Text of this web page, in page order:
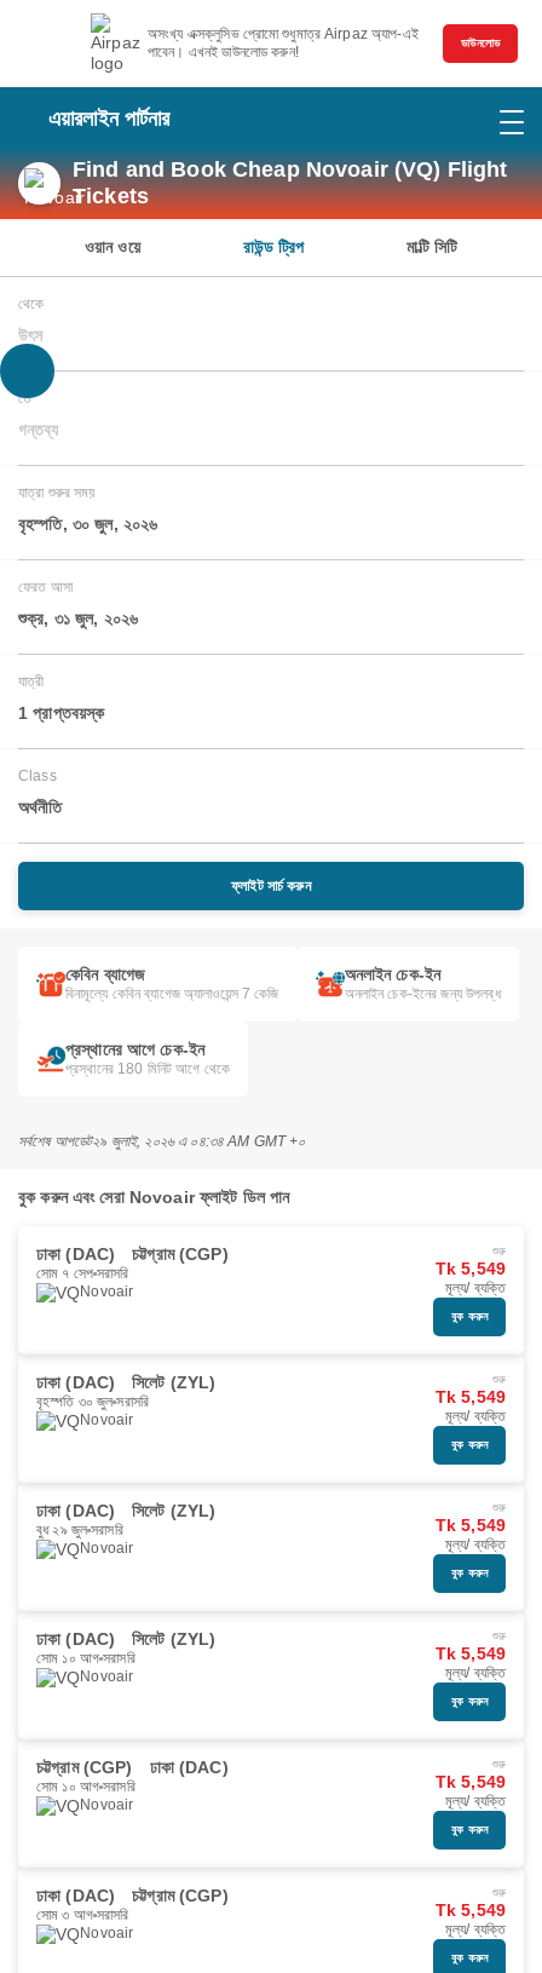
অসংখ্য এক্সক্লুসিভ প্রোমো শুধুমাত্র Airpaz অ্যাপ-এই
পাবেন। এখনই ডাউনলোড করুন!
ডাউনলোড
এয়ারলাইন পার্টনার
Find and Book Cheap Novoair (VQ) Flight
Tickets
ওয়ান ওয়ে রাউন্ড ট্রিপ মাল্টি সিটি
থেকে
উৎস
তে
গন্তব্য
যাত্রা শুরুর সময়
বৃহস্পতি, ৩০ জুল, ২০২৬
ফেরত আসা
শুক্র, ৩১ জুল, ২০২৬
যাত্রী
1 প্রাপ্তবয়স্ক
Class
অর্থনীতি
ফ্লাইট সার্চ করুন
কেবিন ব্যাগেজ
বিনামূল্যে কেবিন ব্যাগেজ অ্যালাওয়েন্স 7 কেজি
অনলাইন চেক-ইন
অনলাইন চেক-ইনের জন্য উপলব্ধ
প্রস্থানের আগে চেক-ইন
প্রস্থানের 180 মিনিট আগে থেকে
সর্বশেষ আপডেট২৯ জুলাই, ২০২৬ এ ০৪:৩৪ AM GMT +০
বুক করুন এবং সেরা Novoair ফ্লাইট ডিল পান
ঢাকা (DAC) চট্টগ্রাম (CGP)
সোম ৭ সেপ সরাসরি
Novoair
শুরু
Tk 5,549
মূল্য/ ব্যক্তি
বুক করুন
ঢাকা (DAC) সিলেট (ZYL)
বৃহস্পতি ৩০ জুল সরাসরি
Novoair
শুরু
Tk 5,549
মূল্য/ ব্যক্তি
বুক করুন
ঢাকা (DAC) সিলেট (ZYL)
বুধ ২৯ জুল সরাসরি
Novoair
শুরু
Tk 5,549
মূল্য/ ব্যক্তি
বুক করুন
ঢাকা (DAC) সিলেট (ZYL)
সোম ১০ আগ সরাসরি
Novoair
শুরু
Tk 5,549
মূল্য/ ব্যক্তি
বুক করুন
চট্টগ্রাম (CGP) ঢাকা (DAC)
সোম ১০ আগ সরাসরি
Novoair
শুরু
Tk 5,549
মূল্য/ ব্যক্তি
বুক করুন
ঢাকা (DAC) চট্টগ্রাম (CGP)
সোম ৩ আগ সরাসরি
Novoair
শুরু
Tk 5,549
মূল্য/ ব্যক্তি
বুক করুন